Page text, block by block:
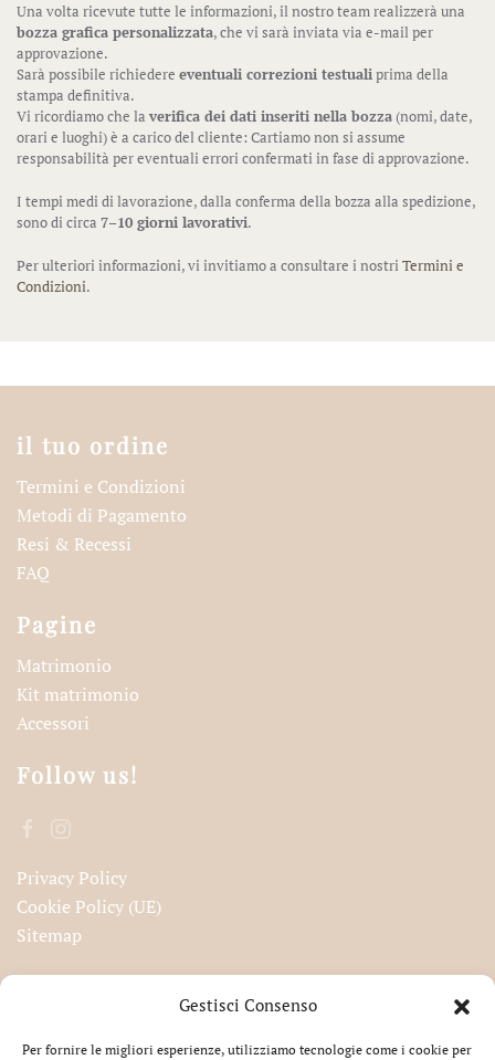
Gestisci Consenso
Per fornire le migliori esperienze, utilizziamo tecnologie come i cookie per
Una volta ricevute tutte le informazioni, il nostro team realizzerà una
bozza grafica personalizzata, che vi sarà inviata via e-mail per
approvazione.
Sarà possibile richiedere eventuali correzioni testualiprima della
stampa definitiva.
Vi ricordiamo che la verifica dei dati inseriti nella bozza(nomi, date,
orari e luoghi) è a carico del cliente: Cartiamo non si assume
responsabilità per eventuali errori confermati in fase di approvazione.
I tempi medi di lavorazione, dalla conferma della bozza alla spedizione,
sono di circa 7–10 giorni lavorativi.
Per ulteriori informazioni, vi invitiamo a consultare i nostriTermini e
Condizioni.
il tuo ordine
Termini e Condizioni
Metodi di Pagamento
Resi & Recessi
FAQ
Pagine
Matrimonio
Kit matrimonio
Accessori
Follow us!
Privacy Policy
Cookie Policy (UE)
Sitemap